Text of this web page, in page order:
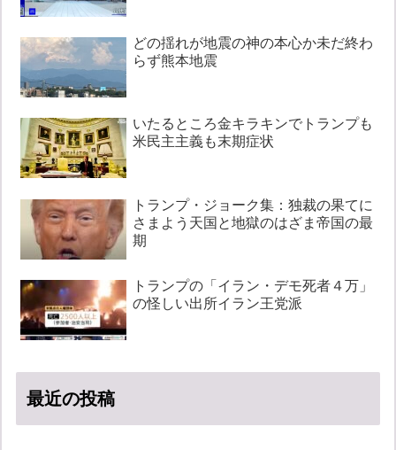
どの揺れが地震の神の本心か未だ終わ
らず熊本地震
いたるところ金キラキンでトランプも
米民主主義も末期症状
トランプ・ジョーク集：独裁の果てに
さまよう天国と地獄のはざま帝国の最
期
トランプの「イラン・デモ死者４万」
の怪しい出所イラン王党派
最近の投稿